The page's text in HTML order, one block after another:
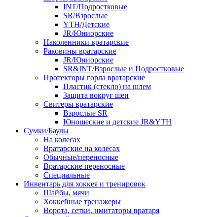
INT/Подростковые
SR/Взрослые
YTH/Детские
JR/Юниорские
Наколенники вратарские
Раковины вратарские
JR/Юниорские
SR&INT/Взрослые и Подростковые
Протекторы горла вратарские
Пластик (стекло) на шлем
Защита вокруг шеи
Свитеры вратарские
Взрослые SR
Юношеские и детские JR&YTH
Сумки/Баулы
На колесах
Вратарские на колесах
Обычные/переносные
Вратарские переносные
Специальные
Инвентарь для хоккея и тренировок
Шайбы, мячи
Хоккейные тренажеры
Ворота, сетки, имитаторы вратаря